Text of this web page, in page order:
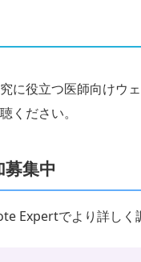
に役立つ医師向けウ
ください。
集中
Expertでより詳しく